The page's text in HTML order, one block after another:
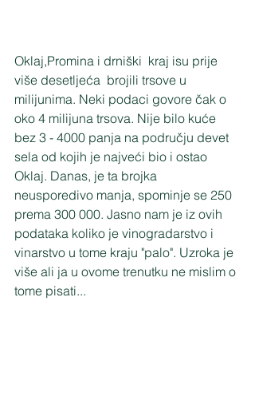
Oklaj,Promina i drniški  kraj isu prije
više desetljeća  brojili trsove u
milijunima. Neki podaci govore čak o
oko 4 milijuna trsova. Nije bilo kuće
bez 3 - 4000 panja na području devet
sela od kojih je najveći bio i ostao
Oklaj. Danas, je ta brojka
neusporedivo manja, spominje se 250
prema 300 000. Jasno nam je iz ovih
podataka koliko je vinogradarstvo i
vinarstvo u tome kraju "palo". Uzroka je
više ali ja u ovome trenutku ne mislim o
tome pisati...